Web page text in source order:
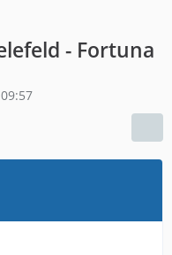
- Fortuna